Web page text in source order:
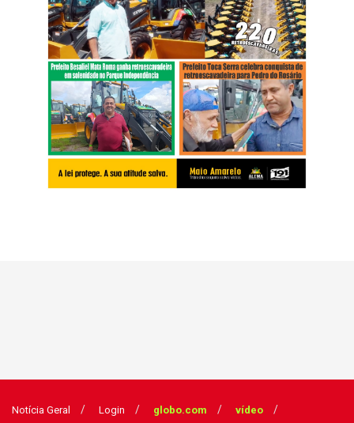
Notícia Geral Login globo.com
vídeo